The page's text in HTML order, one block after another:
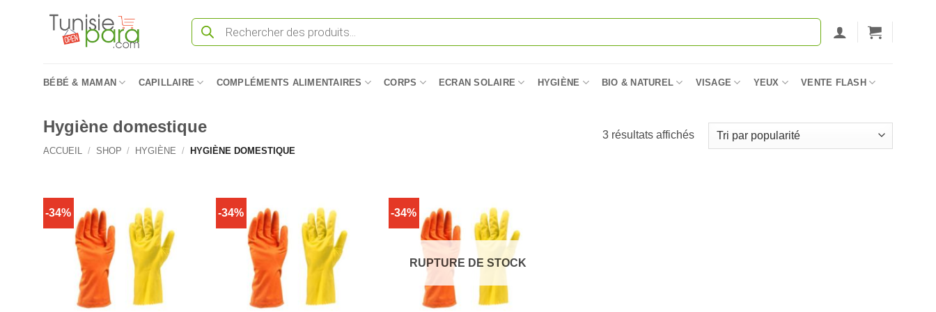
Recherche
produits
BÉBÉ & MAMAN CAPILLAIRE COMPLÉMENTS ALIMENTAIRES CORPS ECRAN SOLAIRE HYGIÈNE BIO & NATUREL VISAGE YEUX VENTE FLASH
Hygiène domestique
ACCUEIL / SHOP / HYGIÈNE / HYGIÈNE DOMESTIQUE
3 résultats affichésTrié
par
-34% -34% -34%
RUPTURE DE STOCK